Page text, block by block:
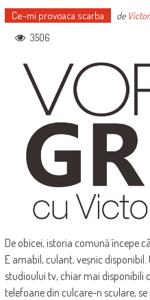
Ce-mi provoaca scarba de
3506
De obicei, istoria comună începe
E amabil, culant, veșnic
studioului tv, chiar mai disponibili
telefoane din culcare-n sculare,